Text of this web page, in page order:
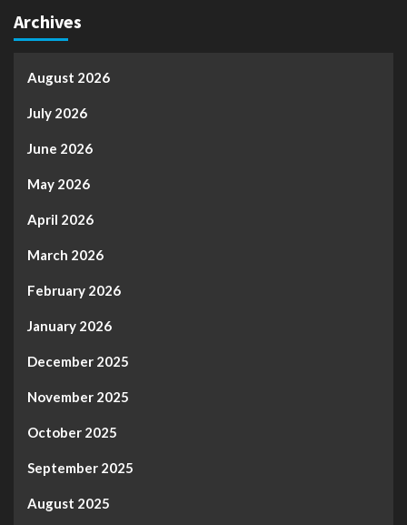
Archives
August 2026
July 2026
June 2026
May 2026
April 2026
March 2026
February 2026
January 2026
December 2025
November 2025
October 2025
September 2025
August 2025